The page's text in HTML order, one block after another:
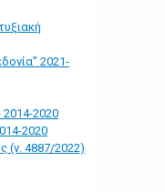
2021-
2014-2020
2020
(ν. 4887/2022)